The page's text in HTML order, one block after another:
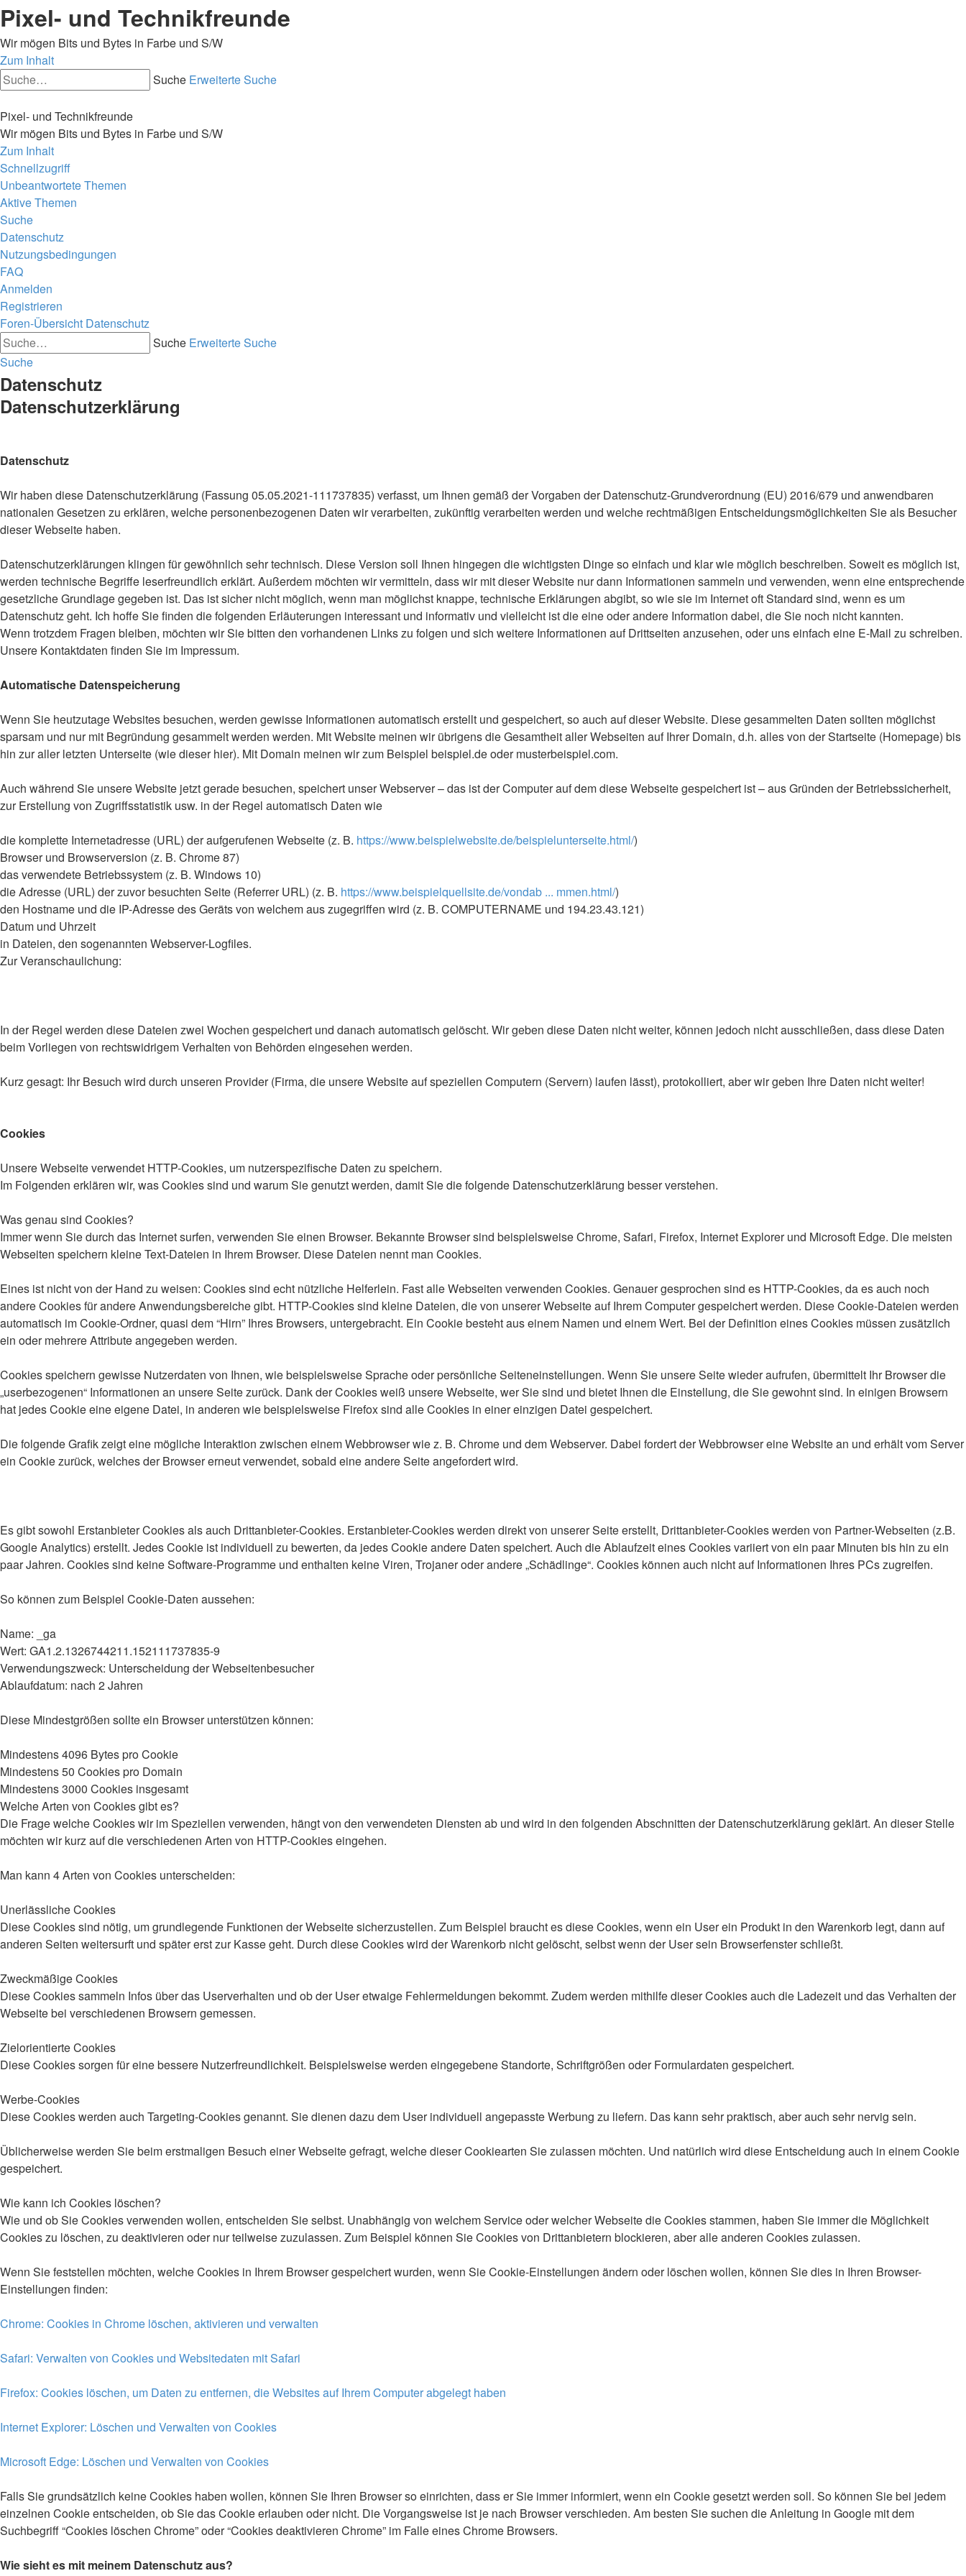
Pixel- und Technikfreunde
Wir mögen Bits und Bytes in Farbe und S/W
Zum Inhalt
Suche Erweiterte Suche
Pixel- und Technikfreunde
Wir mögen Bits und Bytes in Farbe und S/W
Zum Inhalt
Schnellzugriff
Unbeantwortete Themen
Aktive Themen
Suche
Datenschutz
Nutzungsbedingungen
FAQ
Anmelden
Registrieren
Foren-Übersicht Datenschutz
Suche Erweiterte Suche
Suche
Datenschutz
Datenschutzerklärung
Datenschutz
Wir haben diese Datenschutzerklärung (Fassung 05.05.2021-111737835) verfasst, um Ihnen gemäß der Vorgaben der Datenschutz-Grundverordnung (EU) 2016/679 und anwendbaren
nationalen Gesetzen zu erklären, welche personenbezogenen Daten wir verarbeiten, zukünftig verarbeiten werden und welche rechtmäßigen Entscheidungsmöglichkeiten Sie als Besucher
dieser Webseite haben.
Datenschutzerklärungen klingen für gewöhnlich sehr technisch. Diese Version soll Ihnen hingegen die wichtigsten Dinge so einfach und klar wie möglich beschreiben. Soweit es möglich ist,
werden technische Begriffe leserfreundlich erklärt. Außerdem möchten wir vermitteln, dass wir mit dieser Website nur dann Informationen sammeln und verwenden, wenn eine entsprechende
gesetzliche Grundlage gegeben ist. Das ist sicher nicht möglich, wenn man möglichst knappe, technische Erklärungen abgibt, so wie sie im Internet oft Standard sind, wenn es um
Datenschutz geht. Ich hoffe Sie finden die folgenden Erläuterungen interessant und informativ und vielleicht ist die eine oder andere Information dabei, die Sie noch nicht kannten.
Wenn trotzdem Fragen bleiben, möchten wir Sie bitten den vorhandenen Links zu folgen und sich weitere Informationen auf Drittseiten anzusehen, oder uns einfach eine E-Mail zu schreiben.
Unsere Kontaktdaten finden Sie im Impressum.
Automatische Datenspeicherung
Wenn Sie heutzutage Websites besuchen, werden gewisse Informationen automatisch erstellt und gespeichert, so auch auf dieser Website. Diese gesammelten Daten sollten möglichst
sparsam und nur mit Begründung gesammelt werden werden. Mit Website meinen wir übrigens die Gesamtheit aller Webseiten auf Ihrer Domain, d.h. alles von der Startseite (Homepage) bis
hin zur aller letzten Unterseite (wie dieser hier). Mit Domain meinen wir zum Beispiel beispiel.de oder musterbeispiel.com.
Auch während Sie unsere Website jetzt gerade besuchen, speichert unser Webserver – das ist der Computer auf dem diese Webseite gespeichert ist – aus Gründen der Betriebssicherheit,
zur Erstellung von Zugriffsstatistik usw. in der Regel automatisch Daten wie
die komplette Internetadresse (URL) der aufgerufenen Webseite (z. B. https://www.beispielwebsite.de/beispielunterseite.html/)
Browser und Browserversion (z. B. Chrome 87)
das verwendete Betriebssystem (z. B. Windows 10)
die Adresse (URL) der zuvor besuchten Seite (Referrer URL) (z. B. https://www.beispielquellsite.de/vondab ... mmen.html/)
den Hostname und die IP-Adresse des Geräts von welchem aus zugegriffen wird (z. B. COMPUTERNAME und 194.23.43.121)
Datum und Uhrzeit
in Dateien, den sogenannten Webserver-Logfiles.
Zur Veranschaulichung:
In der Regel werden diese Dateien zwei Wochen gespeichert und danach automatisch gelöscht. Wir geben diese Daten nicht weiter, können jedoch nicht ausschließen, dass diese Daten
beim Vorliegen von rechtswidrigem Verhalten von Behörden eingesehen werden.
Kurz gesagt: Ihr Besuch wird durch unseren Provider (Firma, die unsere Website auf speziellen Computern (Servern) laufen lässt), protokolliert, aber wir geben Ihre Daten nicht weiter!
Cookies
Unsere Webseite verwendet HTTP-Cookies, um nutzerspezifische Daten zu speichern.
Im Folgenden erklären wir, was Cookies sind und warum Sie genutzt werden, damit Sie die folgende Datenschutzerklärung besser verstehen.
Was genau sind Cookies?
Immer wenn Sie durch das Internet surfen, verwenden Sie einen Browser. Bekannte Browser sind beispielsweise Chrome, Safari, Firefox, Internet Explorer und Microsoft Edge. Die meisten
Webseiten speichern kleine Text-Dateien in Ihrem Browser. Diese Dateien nennt man Cookies.
Eines ist nicht von der Hand zu weisen: Cookies sind echt nützliche Helferlein. Fast alle Webseiten verwenden Cookies. Genauer gesprochen sind es HTTP-Cookies, da es auch noch
andere Cookies für andere Anwendungsbereiche gibt. HTTP-Cookies sind kleine Dateien, die von unserer Webseite auf Ihrem Computer gespeichert werden. Diese Cookie-Dateien werden
automatisch im Cookie-Ordner, quasi dem “Hirn” Ihres Browsers, untergebracht. Ein Cookie besteht aus einem Namen und einem Wert. Bei der Definition eines Cookies müssen zusätzlich
ein oder mehrere Attribute angegeben werden.
Cookies speichern gewisse Nutzerdaten von Ihnen, wie beispielsweise Sprache oder persönliche Seiteneinstellungen. Wenn Sie unsere Seite wieder aufrufen, übermittelt Ihr Browser die
„userbezogenen“ Informationen an unsere Seite zurück. Dank der Cookies weiß unsere Webseite, wer Sie sind und bietet Ihnen die Einstellung, die Sie gewohnt sind. In einigen Browsern
hat jedes Cookie eine eigene Datei, in anderen wie beispielsweise Firefox sind alle Cookies in einer einzigen Datei gespeichert.
Die folgende Grafik zeigt eine mögliche Interaktion zwischen einem Webbrowser wie z. B. Chrome und dem Webserver. Dabei fordert der Webbrowser eine Website an und erhält vom Server
ein Cookie zurück, welches der Browser erneut verwendet, sobald eine andere Seite angefordert wird.
Es gibt sowohl Erstanbieter Cookies als auch Drittanbieter-Cookies. Erstanbieter-Cookies werden direkt von unserer Seite erstellt, Drittanbieter-Cookies werden von Partner-Webseiten (z.B.
Google Analytics) erstellt. Jedes Cookie ist individuell zu bewerten, da jedes Cookie andere Daten speichert. Auch die Ablaufzeit eines Cookies variiert von ein paar Minuten bis hin zu ein
paar Jahren. Cookies sind keine Software-Programme und enthalten keine Viren, Trojaner oder andere „Schädlinge“. Cookies können auch nicht auf Informationen Ihres PCs zugreifen.
So können zum Beispiel Cookie-Daten aussehen:
Name: _ga
Wert: GA1.2.1326744211.152111737835-9
Verwendungszweck: Unterscheidung der Webseitenbesucher
Ablaufdatum: nach 2 Jahren
Diese Mindestgrößen sollte ein Browser unterstützen können:
Mindestens 4096 Bytes pro Cookie
Mindestens 50 Cookies pro Domain
Mindestens 3000 Cookies insgesamt
Welche Arten von Cookies gibt es?
Die Frage welche Cookies wir im Speziellen verwenden, hängt von den verwendeten Diensten ab und wird in den folgenden Abschnitten der Datenschutzerklärung geklärt. An dieser Stelle
möchten wir kurz auf die verschiedenen Arten von HTTP-Cookies eingehen.
Man kann 4 Arten von Cookies unterscheiden:
Unerlässliche Cookies
Diese Cookies sind nötig, um grundlegende Funktionen der Webseite sicherzustellen. Zum Beispiel braucht es diese Cookies, wenn ein User ein Produkt in den Warenkorb legt, dann auf
anderen Seiten weitersurft und später erst zur Kasse geht. Durch diese Cookies wird der Warenkorb nicht gelöscht, selbst wenn der User sein Browserfenster schließt.
Zweckmäßige Cookies
Diese Cookies sammeln Infos über das Userverhalten und ob der User etwaige Fehlermeldungen bekommt. Zudem werden mithilfe dieser Cookies auch die Ladezeit und das Verhalten der
Webseite bei verschiedenen Browsern gemessen.
Zielorientierte Cookies
Diese Cookies sorgen für eine bessere Nutzerfreundlichkeit. Beispielsweise werden eingegebene Standorte, Schriftgrößen oder Formulardaten gespeichert.
Werbe-Cookies
Diese Cookies werden auch Targeting-Cookies genannt. Sie dienen dazu dem User individuell angepasste Werbung zu liefern. Das kann sehr praktisch, aber auch sehr nervig sein.
Üblicherweise werden Sie beim erstmaligen Besuch einer Webseite gefragt, welche dieser Cookiearten Sie zulassen möchten. Und natürlich wird diese Entscheidung auch in einem Cookie
gespeichert.
Wie kann ich Cookies löschen?
Wie und ob Sie Cookies verwenden wollen, entscheiden Sie selbst. Unabhängig von welchem Service oder welcher Webseite die Cookies stammen, haben Sie immer die Möglichkeit
Cookies zu löschen, zu deaktivieren oder nur teilweise zuzulassen. Zum Beispiel können Sie Cookies von Drittanbietern blockieren, aber alle anderen Cookies zulassen.
Wenn Sie feststellen möchten, welche Cookies in Ihrem Browser gespeichert wurden, wenn Sie Cookie-Einstellungen ändern oder löschen wollen, können Sie dies in Ihren Browser-
Einstellungen finden:
Chrome: Cookies in Chrome löschen, aktivieren und verwalten
Safari: Verwalten von Cookies und Websitedaten mit Safari
Firefox: Cookies löschen, um Daten zu entfernen, die Websites auf Ihrem Computer abgelegt haben
Internet Explorer: Löschen und Verwalten von Cookies
Microsoft Edge: Löschen und Verwalten von Cookies
Falls Sie grundsätzlich keine Cookies haben wollen, können Sie Ihren Browser so einrichten, dass er Sie immer informiert, wenn ein Cookie gesetzt werden soll. So können Sie bei jedem
einzelnen Cookie entscheiden, ob Sie das Cookie erlauben oder nicht. Die Vorgangsweise ist je nach Browser verschieden. Am besten Sie suchen die Anleitung in Google mit dem
Suchbegriff “Cookies löschen Chrome” oder “Cookies deaktivieren Chrome” im Falle eines Chrome Browsers.
Wie sieht es mit meinem Datenschutz aus?